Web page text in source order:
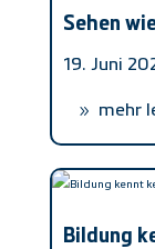
Sehen
19. Juni
mehr
Bildung